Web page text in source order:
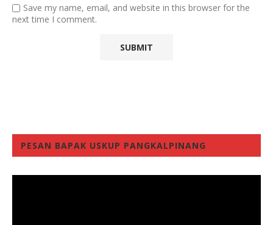
Save my name, email, and website in this browser for the
next time I comment.
PESAN BAPAK USKUP PANGKALPINANG